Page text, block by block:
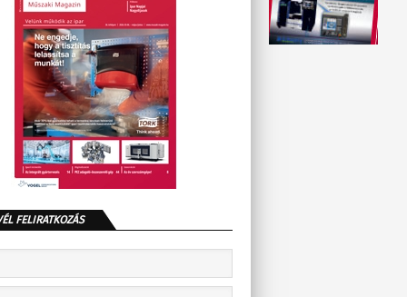
FELIRATKOZÁS